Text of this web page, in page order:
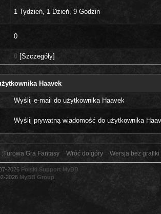
1 Tydzień, 1 Dzień, 9 Godzin
0
0 [Szczegóły]
Haavek
Wyślij e-mail do użytkownika Haavek
Wyślij prywatną wiadomość do użytkownika
Gra Fantasy Wróć do góry Wersja bez grafiki
2026 Polski Support MyBB
2026 MyBB Group